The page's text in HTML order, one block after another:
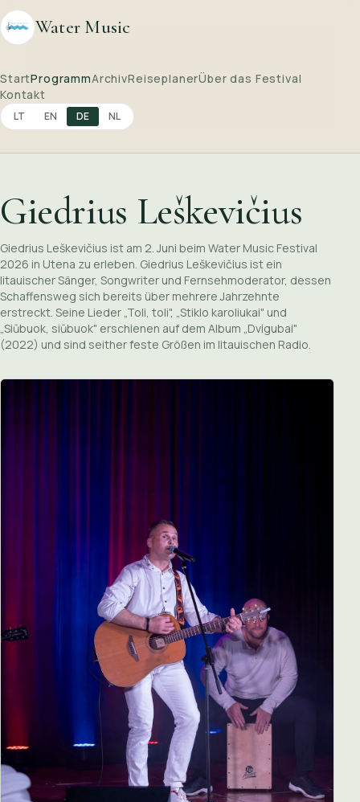
Water Music
StartProgrammArchivReiseplanerÜber das Festival
Kontakt
LT EN DE NL
Giedrius Leškevičius
Giedrius Leškevičius ist am 2. Juni beim Water Music Festival
2026 in Utena zu erleben. Giedrius Leškevičius ist ein
litauischer Sänger, Songwriter und Fernsehmoderator, dessen
Schaffensweg sich bereits über mehrere Jahrzehnte
erstreckt. Seine Lieder „Toli, toli", „Stiklo karoliukai" und
„Siūbuok, siūbuok" erschienen auf dem Album „Dvigubai"
(2022) und sind seither feste Größen im litauischen Radio.